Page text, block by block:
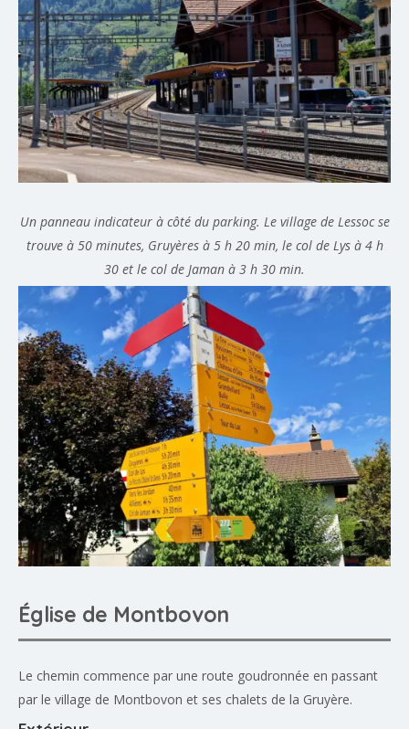
Un panneau indicateur à côté du parking. Le village de Lessoc se
trouve à 50 minutes, Gruyères à 5 h 20 min, le col de Lys à 4 h
30 et le col de Jaman à 3 h 30 min.
Église de Montbovon
Le chemin commence par une route goudronnée en passant
par le village de Montbovon et ses chalets de la Gruyère.